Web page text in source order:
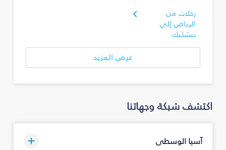
رحلات من
الرياض إلى
بيشكيك
عرض المزيد
اكتشف شبكة وجهاتنا
آسيا الوسطى